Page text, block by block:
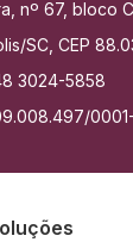
nº 67, bloco
SC, CEP
3024-5858